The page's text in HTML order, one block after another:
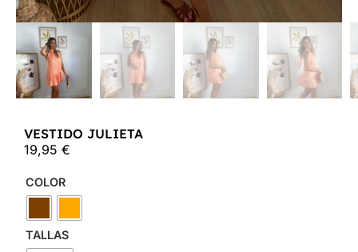
VESTIDO JULIETA
19,95 €
COLOR
TALLAS